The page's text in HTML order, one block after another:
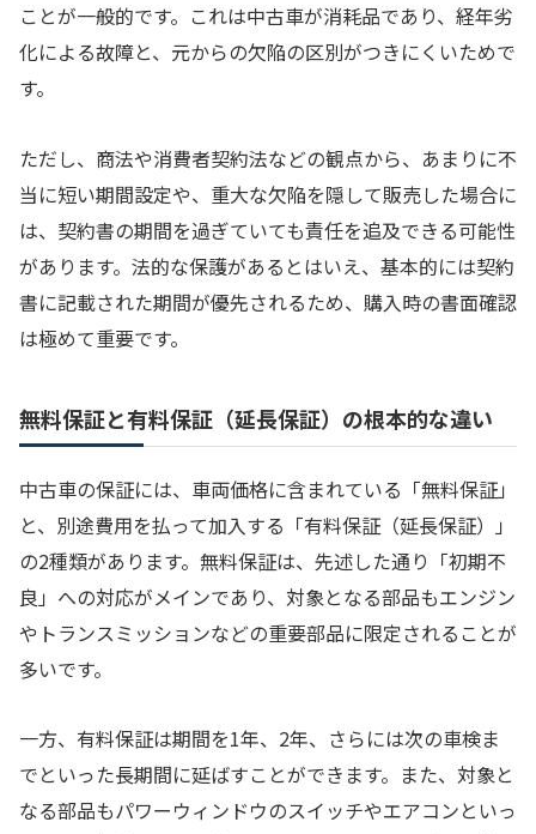
ことが一般的です。これは中古車が消耗品であり、経年劣
化による故障と、元からの欠陥の区別がつきにくいためで
す。
ただし、商法や消費者契約法などの観点から、あまりに不
当に短い期間設定や、重大な欠陥を隠して販売した場合に
は、契約書の期間を過ぎていても責任を追及できる可能性
があります。法的な保護があるとはいえ、基本的には契約
書に記載された期間が優先されるため、購入時の書面確認
は極めて重要です。
無料保証と有料保証（延長保証）の根本的な違い
中古車の保証には、車両価格に含まれている「無料保証」
と、別途費用を払って加入する「有料保証（延長保証）」
の2種類があります。無料保証は、先述した通り「初期不
良」への対応がメインであり、対象となる部品もエンジン
やトランスミッションなどの重要部品に限定されることが
多いです。
一方、有料保証は期間を1年、2年、さらには次の車検ま
でといった長期間に延ばすことができます。また、対象と
なる部品もパワーウィンドウのスイッチやエアコンといっ